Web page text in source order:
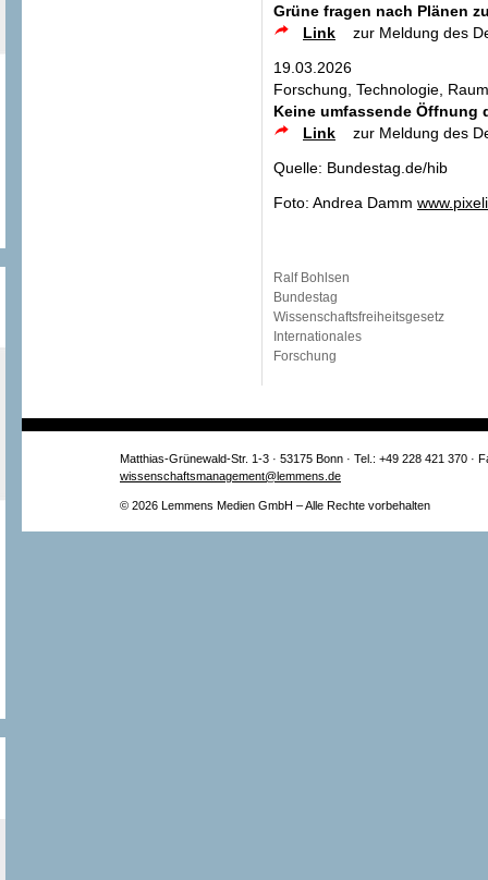
Grüne fragen nach Plänen
Link
zur Meldung des
19.03.2026
Forschung, Technologie,
Keine umfassende Öffnung
Link
zur Meldung des
Quelle: Bundestag.de/hib
Foto: Andrea Damm
Ralf Bohlsen
Bundestag
Wissenschaftsfreiheitsgesetz
Internationales
Forschung
Matthias-Grünewald-Str. 1-3 · 53175 Bonn · Tel.: +49 228 421 370 ·
wissenschaftsmanagement@lemmens.de
© 2026 Lemmens Medien GmbH – Alle Rechte vorbehalten